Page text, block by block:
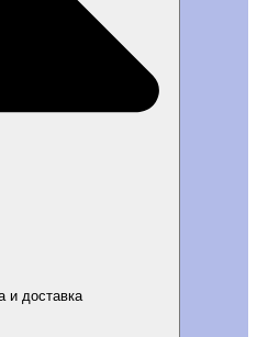
и доставка